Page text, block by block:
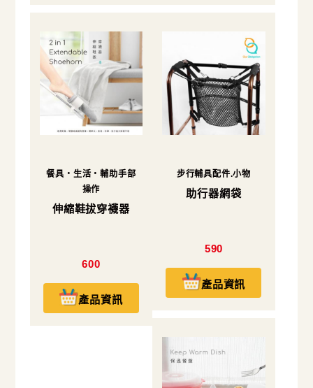
餐具・生活・輔助手部
操作
伸縮鞋拔穿襪器
600
產品資訊
步行輔具配件.小物
助行器網袋
590
產品資訊